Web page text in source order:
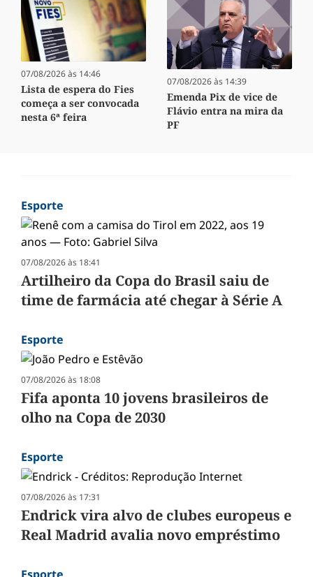
07/08/2026 às 14:46
Lista de espera do Fies
começa a ser convocada
nesta 6ª feira
07/08/2026 às 14:39
Emenda Pix de vice de
Flávio entra na mira da
PF
Esporte
07/08/2026 às 18:41
Artilheiro da Copa do Brasil saiu de
time de farmácia até chegar à Série A
Esporte
07/08/2026 às 18:08
Fifa aponta 10 jovens brasileiros de
olho na Copa de 2030
Esporte
07/08/2026 às 17:31
Endrick vira alvo de clubes europeus e
Real Madrid avalia novo empréstimo